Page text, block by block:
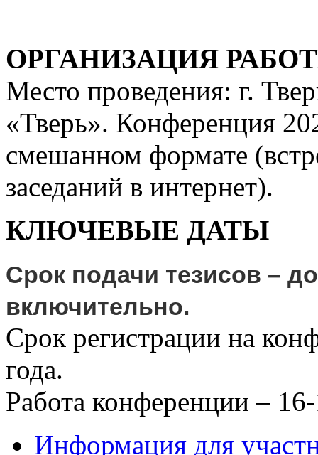
ОРГАНИЗАЦИЯ
Место проведения: г.
«Тверь». Конференция
смешанном формате
заседаний в интернет).
КЛЮЧЕВЫЕ ДАТЫ
Срок подачи тезисов –
включительно.
Срок регистрации на
года.
Работа конференции –
Информация для